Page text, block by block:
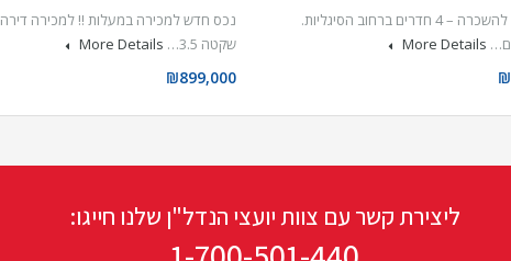
דירת גן להשכרה – 4 חדרים ברחוב הסיגליות.
More Details
נכס חדש למכירה במעלות !! למכירה דירה
שקטה 3.5…
More Details
₪899,000
ליצירת קשר עם צוות יועצי הנדל"ן שלנו חייגו: